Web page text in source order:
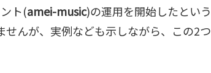
ト(amei-music)の運用を開始したという
んが、実例なども示しながら、この2つ